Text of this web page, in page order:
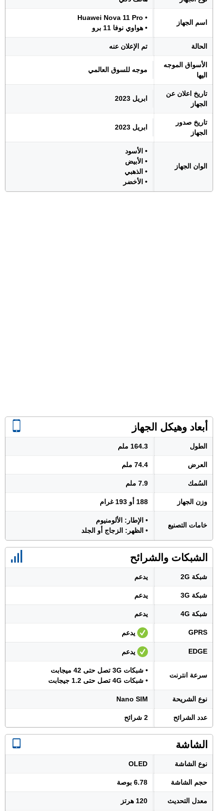
اسم الجهاز
• Huawei Nova 11 Pro
• هواوي نوفا 11 برو
الحالة تم الإعلان عنه
الأسواق الموجه
اليها
موجه للسوق العالمي
تاريخ اعلان عن
الجهاز
ابريل 2023
تاريخ صدور
الجهاز
ابريل 2023
الوان الجهاز
• الأسود
• الأبيض
• الذهبي
• الأخضر
أبعاد وهيكل الجهاز
الطول 164.3 ملم
العرض 74.4 ملم
السُمك 7.9 ملم
وزن الجهاز 188 أو 193 غرام
خامات التصنيع
• الإطار: الألومنيوم
• الظهر: الزجاج أو الجلد
الشبكات والشرائح
شبكة 2G يدعم
شبكة 3G يدعم
شبكة 4G يدعم
GPRS يدعم
EDGE يدعم
سرعة انترنت
• شبكات 3G تصل حتى 42 ميجابت
• شبكات 4G تصل حتى 1.2 جيجابت
نوع الشريحة Nano SIM
عدد الشرائح 2 شرائح
الشاشة
نوع الشاشة OLED
حجم الشاشة 6.78 بوصة
معدل التحديث 120 هرتز